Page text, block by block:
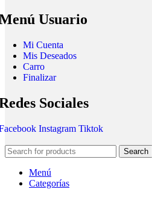
Usuario
Mi Cuenta
Mis Deseados
Carro
Finalizar
Sociales
Instagram Tiktok
Search
Menú
Categorías